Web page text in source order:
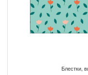
Блестки,